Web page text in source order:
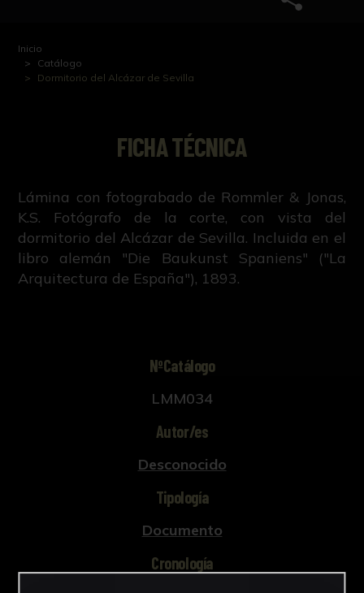
Inicio
Catálogo
Dormitorio del Alcázar de Sevilla
FICHA TÉCNICA
Lámina con fotograbado de Rommler & Jonas,
K.S. Fotógrafo de la corte, con vista del
dormitorio del Alcázar de Sevilla. Incluida en el
libro alemán "Die Baukunst Spaniens" ("La
Arquitectura de España"), 1893.
NºCatálogo
LMM034
Autor/es
Desconocido
Tipología
Documento
Cronología